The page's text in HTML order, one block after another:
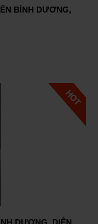
BÌNH DƯƠNG,
DƯƠNG, DIỆN